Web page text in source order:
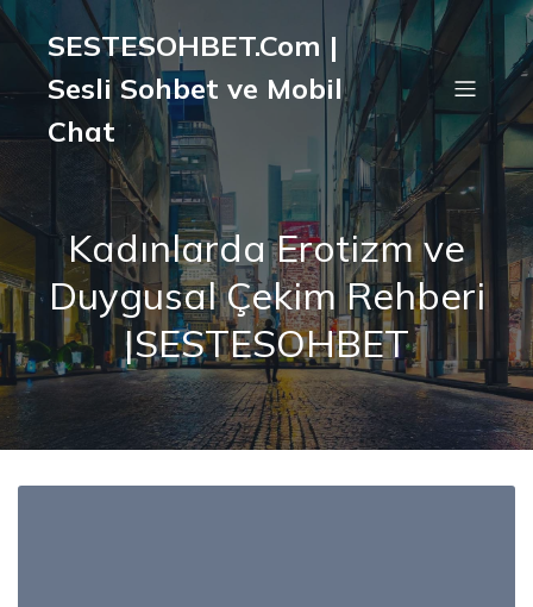
SESTESOHBET.Com |
Sesli Sohbet ve Mobil
Chat
Kadınlarda Erotizm ve
Duygusal Çekim Rehberi
|SESTESOHBET